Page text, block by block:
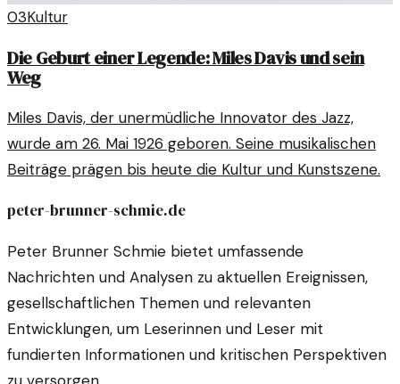
03Kultur
Die Geburt einer Legende: Miles Davis und sein
Weg
Miles Davis, der unermüdliche Innovator des Jazz,
wurde am 26. Mai 1926 geboren. Seine musikalischen
Beiträge prägen bis heute die Kultur und Kunstszene.
peter-brunner-schmie.de
Peter Brunner Schmie bietet umfassende
Nachrichten und Analysen zu aktuellen Ereignissen,
gesellschaftlichen Themen und relevanten
Entwicklungen, um Leserinnen und Leser mit
fundierten Informationen und kritischen Perspektiven